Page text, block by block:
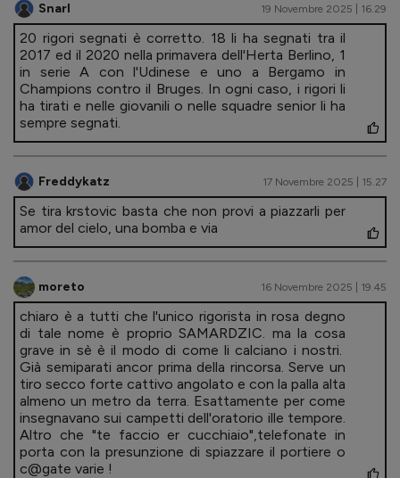
Snarl 19 Novembre 2025 | 16.29
20 rigori segnati è corretto. 18 li ha segnati tra il
2017 ed il 2020 nella primavera dell'Herta Berlino, 1
in serie A con l'Udinese e uno a Bergamo in
Champions contro il Bruges. In ogni caso, i rigori li
ha tirati e nelle giovanili o nelle squadre senior li ha
sempre segnati.
Freddykatz 17 Novembre 2025 | 15.27
Se tira krstovic basta che non provi a piazzarli per
amor del cielo, una bomba e via
moreto 16 Novembre 2025 | 19.45
chiaro è a tutti che l'unico rigorista in rosa degno
di tale nome è proprio SAMARDZIC. ma la cosa
grave in sè è il modo di come li calciano i nostri.
Già semiparati ancor prima della rincorsa. Serve un
tiro secco forte cattivo angolato e con la palla alta
almeno un metro da terra. Esattamente per come
insegnavano sui campetti dell'oratorio ille tempore.
Altro che "te faccio er cucchiaio",telefonate in
porta con la presunzione di spiazzare il portiere o
c@gate varie !